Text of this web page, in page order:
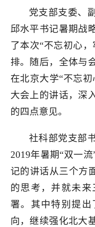
党支部支委、
邱水平书记暑期战
了本次“不忘初心
排。随后，全体与
在北京大学“不忘
大会上的讲话，深
的四点意见。
社科部党支部
2019年暑期“双一
记的讲话从三个方
的思考，并就未
署。其中特别提
向，继续强化北大